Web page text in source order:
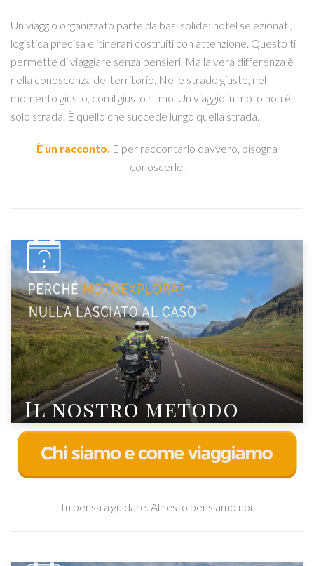
Un viaggio organizzato parte da basi solide: hotel selezionati,
logistica precisa e itinerari costruiti con attenzione. Questo ti
permette di viaggiare senza pensieri. Ma la vera differenza è
nella conoscenza del territorio. Nelle strade giuste, nel
momento giusto, con il giusto ritmo. Un viaggio in moto non è
solo strada. È quello che succede lungo quella strada.
È un racconto. E per raccontarlo davvero, bisogna
conoscerlo.
Il nostro metodo
Tu pensa a guidare. Al resto pensiamo noi.